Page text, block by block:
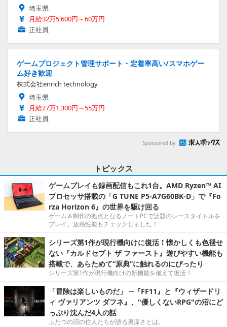
埼玉県
月給32万5,600円～60万円
正社員
ゲームプロジェクト管理サポート・定着率高い/スマホゲー
ム好き歓迎
株式会社enrich technology
埼玉県
月給27万1,300円～55万円
正社員
Sponsored by
トピックス
ゲームプレイも録画配信もこれ1台。AMD Ryzen™ AI
プロセッサ搭載の「G TUNE P5-A7G60BK-D」で『Fo
rza Horizon 6』の世界を駆け回る
ゲーム＆制作の拠点となるノートPCで話題のレースタイトルを
プレイ。放熱性能もチェックしました！
シリーズ第1作が現行機向けに復活！懐かしくも色褪せ
ない『カルドセプト ザ ファースト』遊びやすい機能も
搭載で、あらためて“原典”に触れるのにぴったり
シリーズ第1作が現行機向けの新機能を備えて復活！
「冒険は楽しいものだ」 ─『FF11』と『ウィザードリ
ィ ヴァリアンツ ダフネ』、"優しくないRPG"の沼にど
っぷり沈んだ4人の話
ふたつの沼の住人たちが語る奥深さとは。